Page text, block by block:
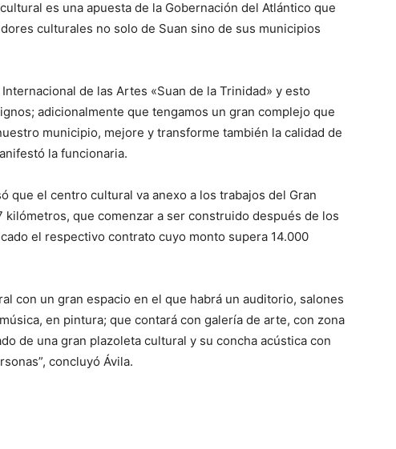
es una apuesta de la Gobernación del Atlántico que
culturales no solo de Suan sino de sus municipios
de las Artes «Suan de la Trinidad» y esto
adicionalmente que tengamos un gran complejo que
municipio, mejore y transforme también la calidad de
la funcionaria.
que el centro cultural va anexo a los trabajos del Gran
kilómetros, que comenzar a ser construido después de los
el respectivo contrato cuyo monto supera 14.000
con un gran espacio en el que habrá un auditorio, salones
en pintura; que contará con galería de arte, con zona
de una gran plazoleta cultural y su concha acústica con
concluyó Ávila.